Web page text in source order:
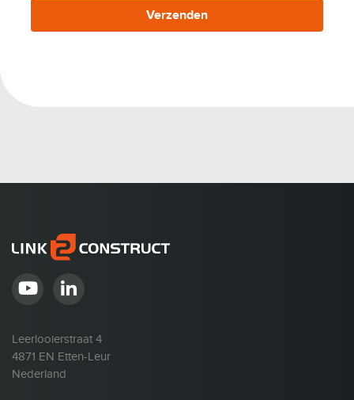
Leerlooierstraat 4
4871 EN Etten-Leur
Nederland